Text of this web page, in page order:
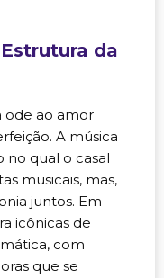
da
ode ao amor
A música
qual o casal
musicais, mas,
juntos. Em
icônicas de
com
que se